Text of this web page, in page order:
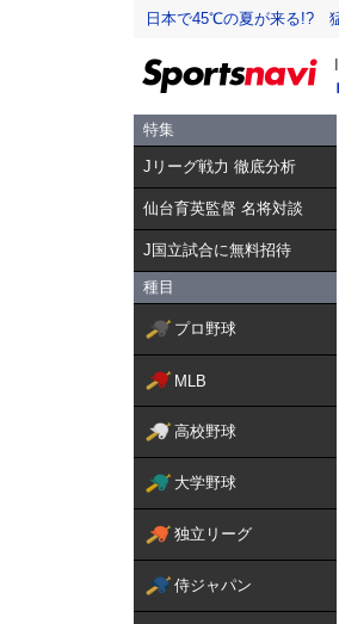
日本で45℃の夏が来る!?
特集
Jリーグ戦力 徹底分析
仙台育英監督 名将対談
J国立試合に無料招待
種目
プロ野球
MLB
高校野球
大学野球
独立リーグ
侍ジャパン